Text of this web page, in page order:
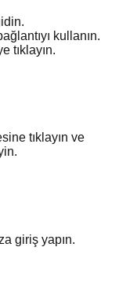
kullanın.
tıklayın.
tıklayın ve
giriş yapın.